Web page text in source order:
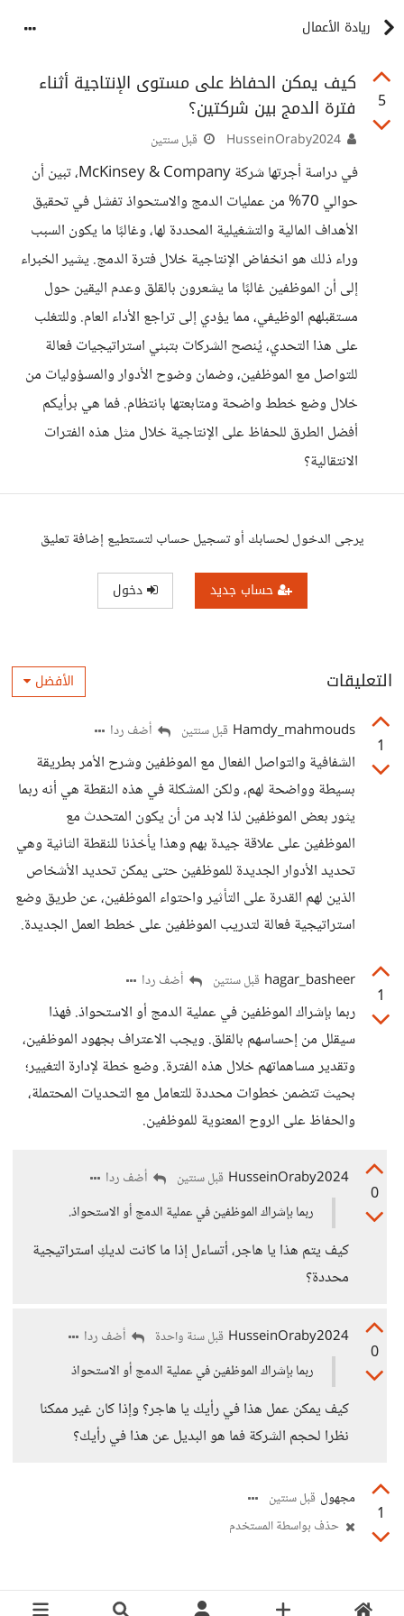
ريادة الأعمال
5
كيف يمكن الحفاظ على مستوى الإنتاجية أثناء
فترة الدمج بين شركتين؟
قبل سنتين
في دراسة أجرتها شركة McKinsey & Company، تبين أن
حوالي 70% من عمليات الدمج والاستحواذ تفشل في تحقيق
الأهداف المالية والتشغيلية المحددة لها، وغالبًا ما يكون السبب
وراء ذلك هو انخفاض الإنتاجية خلال فترة الدمج. يشير الخبراء
إلى أن الموظفين غالبًا ما يشعرون بالقلق وعدم اليقين حول
مستقبلهم الوظيفي، مما يؤدي إلى تراجع الأداء العام. وللتغلب
على هذا التحدي، يُنصح الشركات بتبني استراتيجيات فعالة
للتواصل مع الموظفين، وضمان وضوح الأدوار والمسؤوليات من
خلال وضع خطط واضحة ومتابعتها بانتظام. فما هي برأيكم
أفضل الطرق للحفاظ على الإنتاجية خلال مثل هذه الفترات
الانتقالية؟
يرجى الدخول لحسابك أو تسجيل حساب لتستطيع إضافة تعليق
حساب جديد دخول
التعليقات الأفضل
1
Hamdy_mahmouds قبل سنتين أضف ردا
الشفافية والتواصل الفعال مع الموظفين وشرح الأمر بطريقة
بسيطة وواضحة لهم، ولكن المشكلة في هذه النقطة هي أنه ربما
يثور بعض الموظفين لذا لابد من أن يكون المتحدث مع
الموظفين على علاقة جيدة بهم وهذا يأخذنا للنقطة الثانية وهي
تحديد الأدوار الجديدة للموظفين حتى يمكن تحديد الأشخاص
الذين لهم القدرة على التأثير واحتواء الموظفين، عن طريق وضع
استراتيجية فعالة لتدريب الموظفين على خطط العمل الجديدة.
1
hagar_basheer قبل سنتين أضف ردا
ربما بإشراك الموظفين في عملية الدمج أو الاستحواذ. فهذا
سيقلل من إحساسهم بالقلق. ويجب الاعتراف بجهود الموظفين،
وتقدير مساهماتهم خلال هذه الفترة. وضع خطة لإدارة التغيير؛
بحيث تتضمن خطوات محددة للتعامل مع التحديات المحتملة،
والحفاظ على الروح المعنوية للموظفين.
0
HusseinOraby2024 قبل سنتين
أضف ردا
ربما بإشراك الموظفين في عملية الدمج أو الاستحواذ.
كيف يتم هذا يا هاجر، أتساءل إذا ما كانت لديكِ استراتيجية
محددة؟
0
HusseinOraby2024 قبل سنة واحدة
أضف ردا
ربما بإشراك الموظفين في عملية الدمج أو الاستحواذ
كيف يمكن عمل هذا في رأيك يا هاجر؟ وإذا كان غير ممكنا
نظرا لحجم الشركة فما هو البديل عن هذا في رأيك؟
1
مجهول قبل سنتين
حذف بواسطة المستخدم